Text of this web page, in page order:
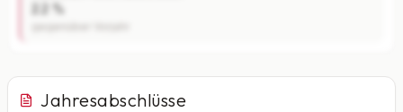
2.2 %
Jahresabschlüsse